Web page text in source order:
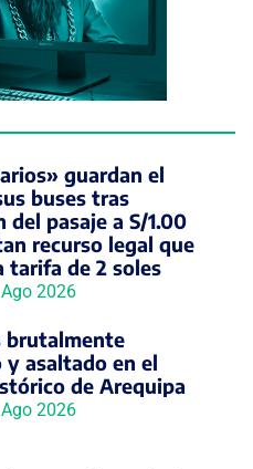
guardan el
buses tras
del pasaje a S/1.00
recurso legal que
tarifa de 2 soles
2026
brutalmente
y asaltado en el
de Arequipa
2026